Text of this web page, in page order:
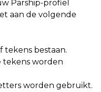
Parship-profiel
aan de volgende
tekens bestaan.
tekens worden
worden gebruikt.